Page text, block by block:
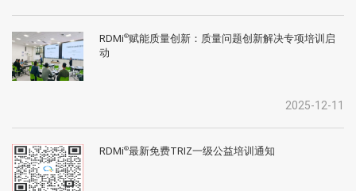
RDMi®赋能质量创新：质量问题创新解决专项培训启
动
2025-12-11
RDMi®最新免费TRIZ一级公益培训通知